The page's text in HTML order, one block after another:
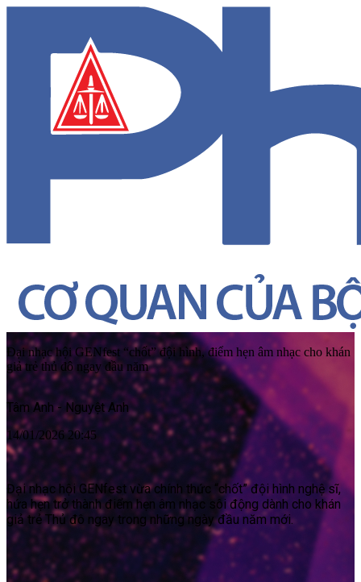
Đại nhạc hội GENfest “chốt” đội hình, điểm hẹn âm nhạc cho khán
giả trẻ thủ đô ngay đầu năm
Tâm Anh - Nguyệt Anh
14/01/2026 20:45
Đại nhạc hội GENfest vừa chính thức “chốt” đội hình nghệ sĩ,
hứa hẹn trở thành điểm hẹn âm nhạc sôi động dành cho khán
giả trẻ Thủ đô ngay trong những ngày đầu năm mới.